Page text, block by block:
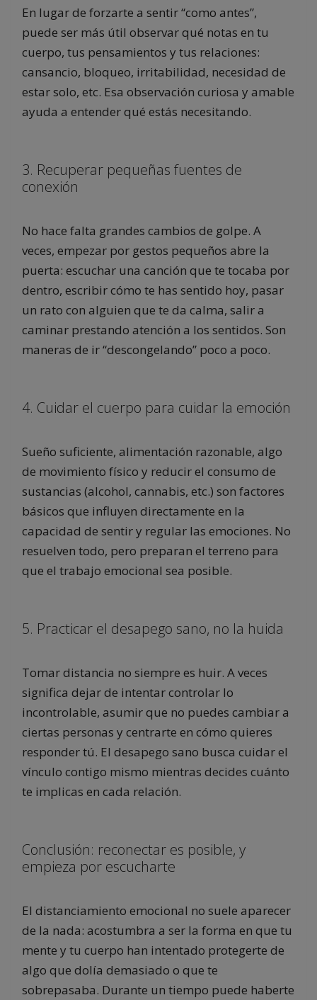
En lugar de forzarte a sentir “como antes”,
puede ser más útil observar qué notas en tu
cuerpo, tus pensamientos y tus relaciones:
cansancio, bloqueo, irritabilidad, necesidad de
estar solo, etc. Esa observación curiosa y amable
ayuda a entender qué estás necesitando.
3. Recuperar pequeñas fuentes de
conexión
No hace falta grandes cambios de golpe. A
veces, empezar por gestos pequeños abre la
puerta: escuchar una canción que te tocaba por
dentro, escribir cómo te has sentido hoy, pasar
un rato con alguien que te da calma, salir a
caminar prestando atención a los sentidos. Son
maneras de ir “descongelando” poco a poco.
4. Cuidar el cuerpo para cuidar la emoción
Sueño suficiente, alimentación razonable, algo
de movimiento físico y reducir el consumo de
sustancias (alcohol, cannabis, etc.) son factores
básicos que influyen directamente en la
capacidad de sentir y regular las emociones. No
resuelven todo, pero preparan el terreno para
que el trabajo emocional sea posible.
5. Practicar el desapego sano, no la huida
Tomar distancia no siempre es huir. A veces
significa dejar de intentar controlar lo
incontrolable, asumir que no puedes cambiar a
ciertas personas y centrarte en cómo quieres
responder tú. El desapego sano busca cuidar el
vínculo contigo mismo mientras decides cuánto
te implicas en cada relación.
Conclusión: reconectar es posible, y
empieza por escucharte
El distanciamiento emocional no suele aparecer
de la nada: acostumbra a ser la forma en que tu
mente y tu cuerpo han intentado protegerte de
algo que dolía demasiado o que te
sobrepasaba. Durante un tiempo puede haberte